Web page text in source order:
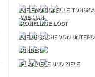
DIE EMOTIONELLE
WIE MAN
KONFLIKTE LÖST
DIE URSACHE VON
KINDER
PLANZIELE UND ZIELE